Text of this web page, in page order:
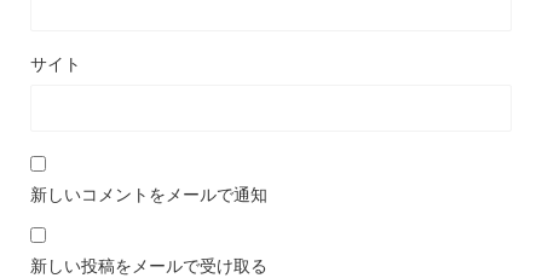
サイト
新しいコメントをメールで通知
新しい投稿をメールで受け取る